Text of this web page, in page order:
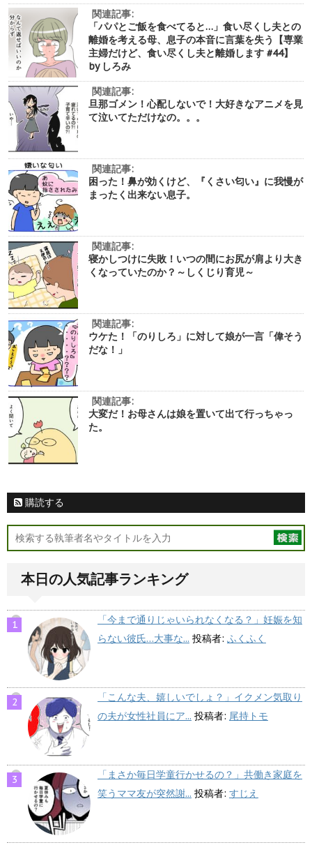
関連記事:
「パパとご飯を食べてると…」食い尽くし夫との
離婚を考える母、息子の本音に言葉を失う【専業
主婦だけど、食い尽くし夫と離婚します #44】
by しろみ
関連記事:
旦那ゴメン！心配しないで！大好きなアニメを見
て泣いてただけなの。。。
関連記事:
困った！鼻が効くけど、『くさい匂い』に我慢が
まったく出来ない息子。
関連記事:
寝かしつけに失敗！いつの間にお尻が肩より大き
くなっていたのか？～しくじり育児～
関連記事:
ウケた！「のりしろ」に対して娘が一言「偉そう
だな！」
関連記事:
大変だ！お母さんは娘を置いて出て行っちゃっ
た。
購読する
本日の人気記事ランキング
「今まで通りじゃいられなくなる？」妊娠を知
らない彼氏…大事な... 投稿者: ふくふく
「こんな夫、嬉しいでしょ？」イクメン気取り
の夫が女性社員にア... 投稿者: 尾持トモ
「まさか毎日学童行かせるの？」共働き家庭を
笑うママ友が突然謝... 投稿者: すじえ